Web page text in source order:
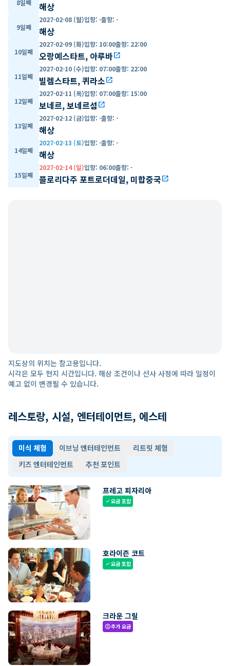
8일째 해상
9일째
2027-02-08 (월)입항: -출항: -
해상
10일째
2027-02-09 (화)입항: 10:00출항: 22:00
오랑예스타트, 아루바open_in_new
11일째
2027-02-10 (수)입항: 07:00출항: 22:00
빌렘스타트, 퀴라소open_in_new
12일째
2027-02-11 (목)입항: 07:00출항: 15:00
보네르, 보네르섬 open_in_new
13일째
2027-02-12 (금)입항: -출항: -
해상
14일째
2027-02-13 (토)입항: -출항: -
해상
15일째
2027-02-14 (일)입항: 06:00출항: -
플로리다주 포트로더데일, 미합중국open_in_new
지도상의 위치는 참고용입니다.
시각은 모두 현지 시간입니다. 해상 조건이나 선사 사정에 따라 일정이
예고 없이 변경될 수 있습니다.
레스토랑, 시설, 엔터테이먼트, 에스테
미식 체험 이브닝 엔터테인먼트
리트릿 체험
키즈 엔터테인먼트
추천 포인트
프레고 피자리아
check요금 포함
호라이즌 코트
check요금 포함
크라운 그릴
paid추가 요금